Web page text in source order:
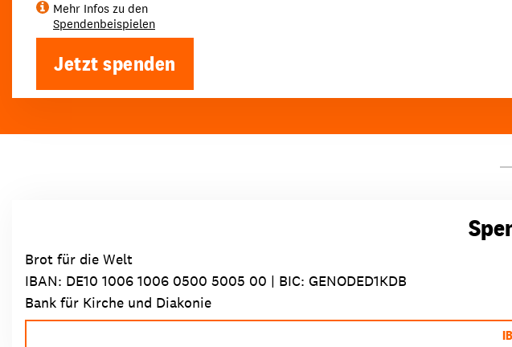
Mehr Infos zu den
Spendenbeispielen
Jetzt spenden
Brot für die Welt
IBAN: DE10 1006 1006 0500 5005 00 | BIC: GENODED1KDB
Bank für Kirche und Diakonie